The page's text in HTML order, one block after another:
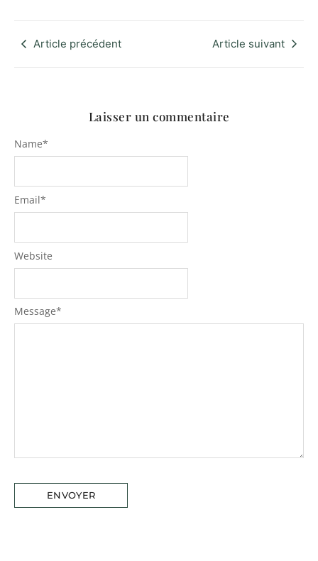
Article précédent Article suivant
Laisser un commentaire
Message*
Name*
Email*
Website